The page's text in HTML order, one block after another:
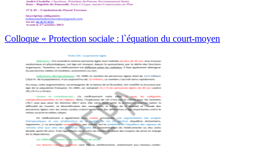
Colloque « Protection sociale : l`équation du court-moyen